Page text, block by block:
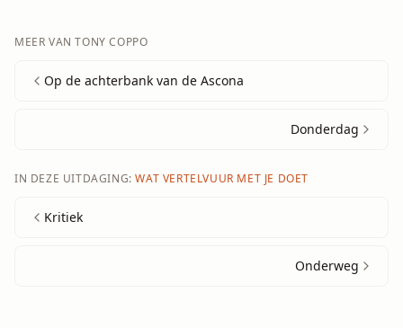
MEER VANTONY COPPO
Op de achterbank van de Ascona
Donderdag
IN DEZE UITDAGING: WAT VERTELVUUR MET JE DOET
Kritiek
Onderweg